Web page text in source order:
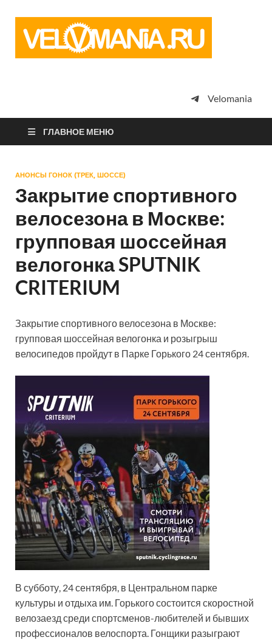
просто
Velomania
ГЛАВНОЕ МЕНЮ
АНОНСЫ ГОНОК (ТРЕК, ШОССЕ)
Закрытие спортивного
велосезона в Москве:
групповая шоссейная
велогонка SPUTNIK
CRITERIUM
Закрытие спортивного велосезона в Москве:
групповая шоссейная велогонка и розыгрыш
велосипедов пройдут в Парке Горького 24 сентября.
В субботу, 24 сентября, в Центральном парке
культуры и отдыха им. Горького состоится скоростной
велозаезд среди спортсменов-любителей и бывших
профессионалов велоспорта. Гонщики разыграют